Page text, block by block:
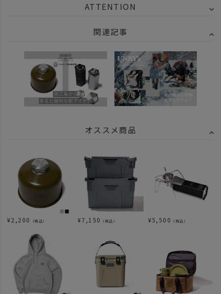
ATTENTION
関連記事
オススメ商品
¥2,200 （税込） ¥7,150 （税込） ¥5,500 （税込）